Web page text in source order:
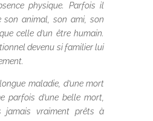
physique. Parfois il
son animal, son ami, son
celle d’un être humain.
devenu si familier lui
maladie, d’une mort
parfois d’une belle mort,
jamais vraiment prêts à